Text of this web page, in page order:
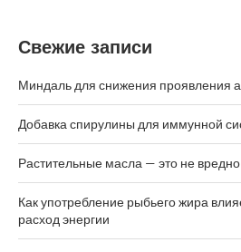
Свежие записи
Миндаль для снижения проявления
Добавка спирулины для иммунной
Растительные масла — это не
Как употребление рыбьего жира
расход энергии